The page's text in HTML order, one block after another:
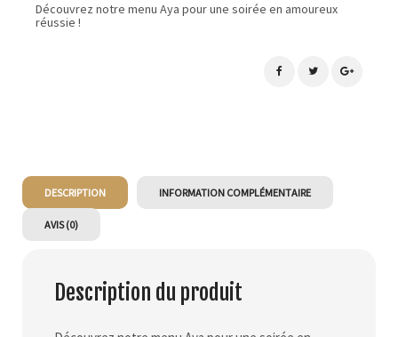
Découvrez notre menu Aya pour une soirée en amoureux
réussie !
DESCRIPTION INFORMATION COMPLÉMENTAIRE
AVIS (0)
Description du produit